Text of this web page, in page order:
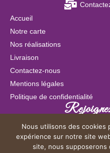
Accueil
Notre carte
Nos réalisations
Livraison
Contactez-nous
Mentions légales
Politique de confidentialité
Nous utilisons des cookies
expérience sur notre site
site, nous supposerons